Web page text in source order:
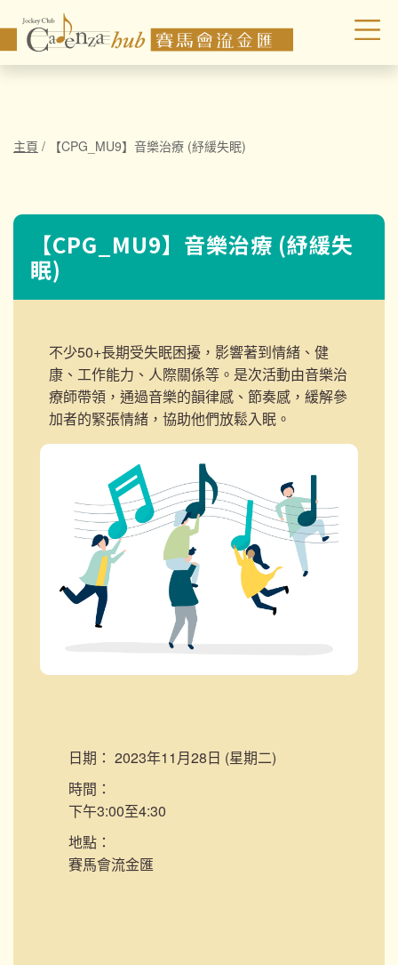
主頁 / 【CPG_MU9】音樂治療 (紓緩失眠)
【CPG_MU9】音樂治療 (紓緩失
眠)
不少50+長期受失眠困擾，影響著到情緒、健
康、工作能力、人際關係等。是次活動由音樂治
療師帶領，通過音樂的韻律感、節奏感，緩解參
加者的緊張情緒，協助他們放鬆入眠。
日期： 2023年11月28日 (星期二)
時間：
下午3:00至4:30
地點：
賽馬會流金匯